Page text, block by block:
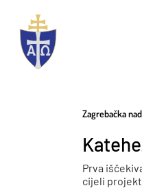
Zagrebačka
Prva
cijeli projekt